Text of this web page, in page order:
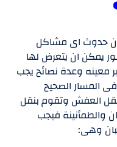
حدوث اى مشاكل
يمكن ان يتعرض لها
معينه وعدة نصائح يجب
المسار الصحيح
العفش وتقوم بنقل
والطمأنينة فيجب
وهى: